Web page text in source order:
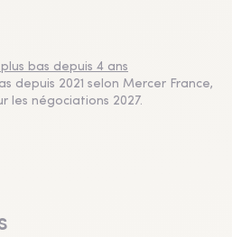
bas depuis 4 ans
depuis 2021 selon Mercer France,
les négociations 2027.